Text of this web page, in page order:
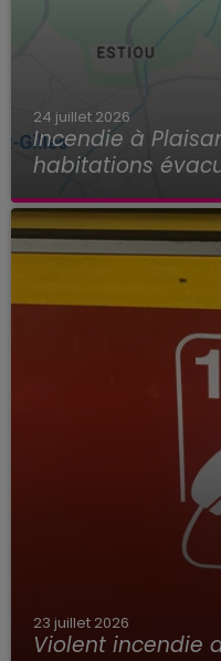
24 juillet 2026
Incendie à
habitations
23 juillet 2026
Violent incendie